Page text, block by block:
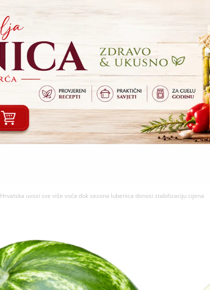
Hrvatska uvozi sve više voća dok sezona lubenica donosi stabilizaciju cijena